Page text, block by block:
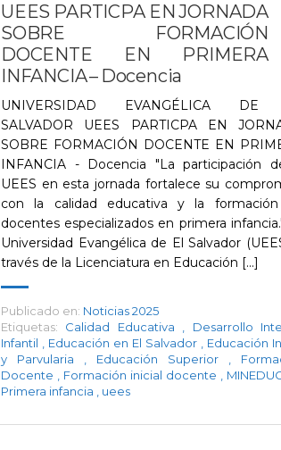
UEES PARTICPA EN JORNADA
SOBRE FORMACIÓN
DOCENTE EN PRIMERA
INFANCIA – Docencia
UNIVERSIDAD EVANGÉLICA DE
SALVADOR UEES PARTICPA EN
SOBRE FORMACIÓN DOCENTE EN
INFANCIA - Docencia "La participación
UEES en esta jornada fortalece su
con la calidad educativa y la
docentes especializados en primera
Universidad Evangélica de El Salvador
través de la Licenciatura en Educación [...]
Publicado en: Noticias 2025
Etiquetas:
Calidad Educativa
Desarrollo
Infantil
Educación en El Salvador
Educación
y Parvularia
Educación Superior
Docente
Formación inicial docente
Primera infancia
uees